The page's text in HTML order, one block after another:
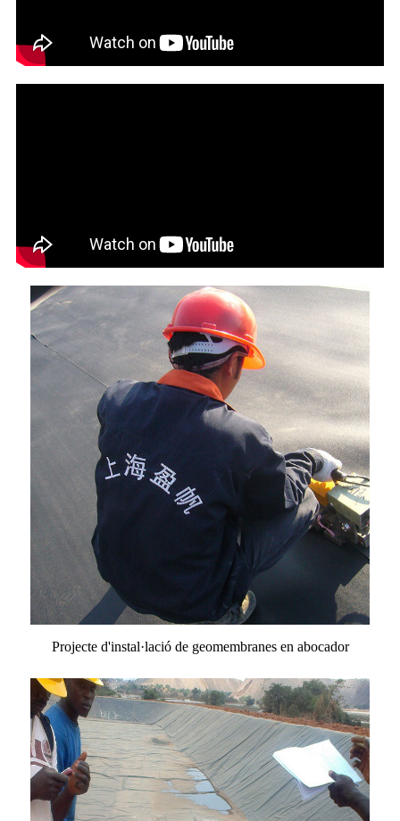
Projecte d'instal·lació de geomembranes en abocador